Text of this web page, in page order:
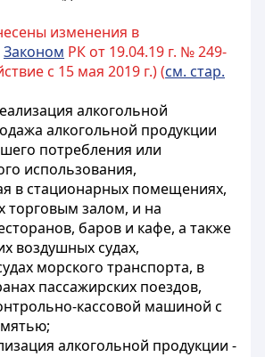
изменения в
Законом РК от 19.04.19 г. № 249-
с 15 мая 2019 г.) (см. стар.
алкогольной
алкогольной продукции
потребления или
использования,
в стационарных помещениях,
торговым залом, и на
баров и кафе, а также
воздушных судах,
морского транспорта, в
пассажирских поездов,
кассовой машиной с
алкогольной продукции -